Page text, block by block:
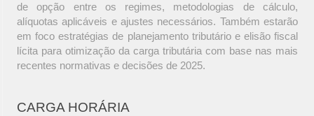
de opção entre os regimes, metodologias de cálculo,
alíquotas aplicáveis e ajustes necessários. Também estarão
em foco estratégias de planejamento tributário e elisão fiscal
lícita para otimização da carga tributária com base nas mais
recentes normativas e decisões de 2025.
CARGA HORÁRIA